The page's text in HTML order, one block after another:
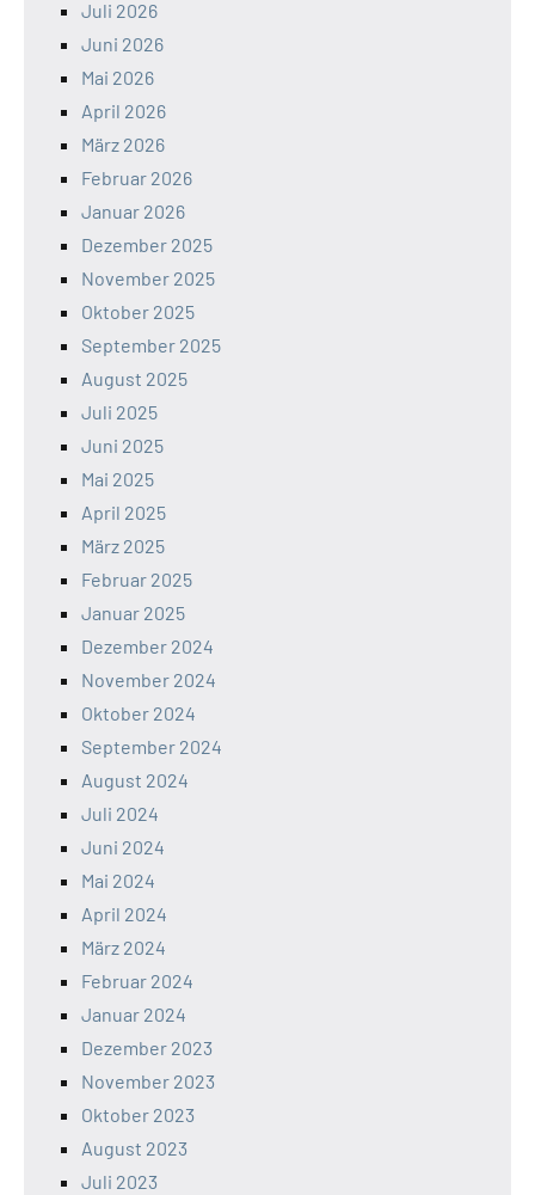
Juli 2026
Juni 2026
Mai 2026
April 2026
März 2026
Februar 2026
Januar 2026
Dezember 2025
November 2025
Oktober 2025
September 2025
August 2025
Juli 2025
Juni 2025
Mai 2025
April 2025
März 2025
Februar 2025
Januar 2025
Dezember 2024
November 2024
Oktober 2024
September 2024
August 2024
Juli 2024
Juni 2024
Mai 2024
April 2024
März 2024
Februar 2024
Januar 2024
Dezember 2023
November 2023
Oktober 2023
August 2023
Juli 2023